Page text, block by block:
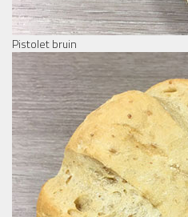
Pistolet bruin